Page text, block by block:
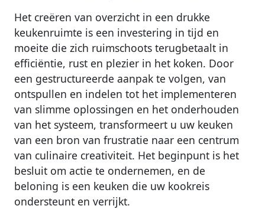
Het creëren van overzicht in een drukke
keukenruimte is een investering in tijd en
moeite die zich ruimschoots terugbetaalt in
efficiëntie, rust en plezier in het koken. Door
een gestructureerde aanpak te volgen, van
ontspullen en indelen tot het implementeren
van slimme oplossingen en het onderhouden
van het systeem, transformeert u uw keuken
van een bron van frustratie naar een centrum
van culinaire creativiteit. Het beginpunt is het
besluit om actie te ondernemen, en de
beloning is een keuken die uw kookreis
ondersteunt en verrijkt.